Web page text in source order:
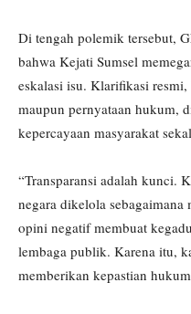
Di tengah polemik tersebut,
bahwa Kejati Sumsel
eskalasi isu. Klarifikasi
maupun pernyataan hukum,
kepercayaan masyarakat
“Transparansi adalah kunci.
negara dikelola
opini negatif membuat
lembaga publik. Karena itu,
memberikan kepastian